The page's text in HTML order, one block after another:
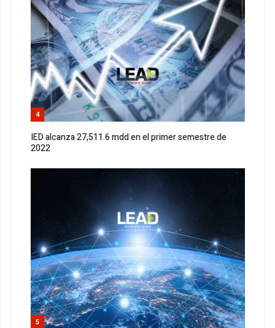
4
IED alcanza 27,511.6 mdd en el primer semestre de
2022
5